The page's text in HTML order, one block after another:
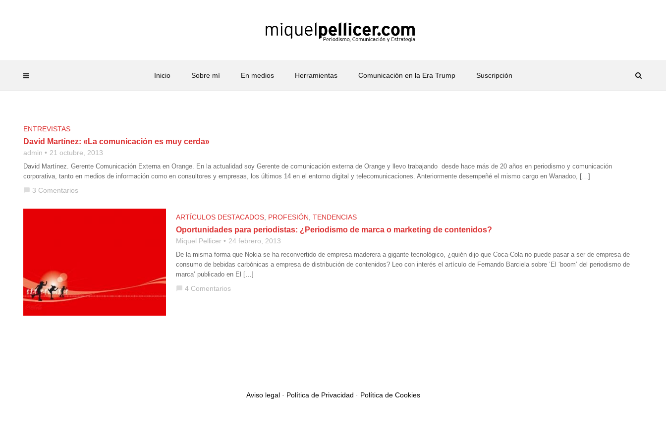
Inicio Sobre mí En medios Herramientas Comunicación en la Era Trump Suscripción
ENTREVISTAS
David Martínez: «La comunicación es muy cerda»
admin 21 octubre, 2013
David Martínez. Gerente Comunicación Externa en Orange. En la actualidad soy Gerente de comunicación externa de Orange y llevo trabajando desde hace más de 20 años en periodismo y comunicación
corporativa, tanto en medios de información como en consultores y empresas, los últimos 14 en el entorno digital y telecomunicaciones. Anteriormente desempeñé el mismo cargo en Wanadoo, […]
chat_bubble 3 Comentarios
ARTÍCULOS DESTACADOS PROFESIÓN TENDENCIAS
Oportunidades para periodistas: ¿Periodismo de marca o marketing de contenidos?
Miquel Pellicer 24 febrero, 2013
De la misma forma que Nokia se ha reconvertido de empresa maderera a gigante tecnológico, ¿quién dijo que Coca-Cola no puede pasar a ser de empresa de
consumo de bebidas carbónicas a empresa de distribución de contenidos? Leo con interés el artículo de Fernando Barciela sobre ‘El ‘boom’ del periodismo de
marca’ publicado en El […]
chat_bubble 4 Comentarios
Aviso legal· Política de Privacidad · Política de Cookies